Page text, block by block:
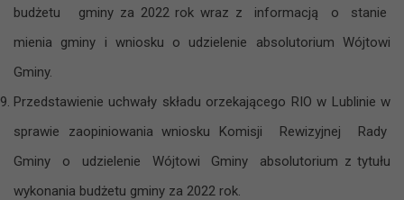
budżetu gminy za 2022 rok wraz z informacją o stanie
mienia gminy i wniosku o udzielenie absolutorium Wójtowi
Gminy.
Przedstawienie uchwały składu orzekającego RIO w Lublinie w
sprawie zaopiniowania wniosku Komisji Rewizyjnej Rady
Gminy o udzielenie Wójtowi Gminy absolutorium z tytułu
wykonania budżetu gminy za 2022 rok.